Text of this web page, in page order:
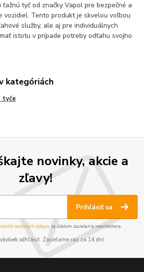
tyč od značky Vapol pre bezpečné a
vozidiel. Tento produkt je skvelou voľbou
služby, ale aj pre individuálnych
istotu v prípade potreby odťahu svojho
kategóriách
tyče
novinky, akcie a
zľavy!
Prihlásiť sa
osobných údajov za účelom zasielania newslettera.
odhlásiť. Zasielame raz za 14 dní.